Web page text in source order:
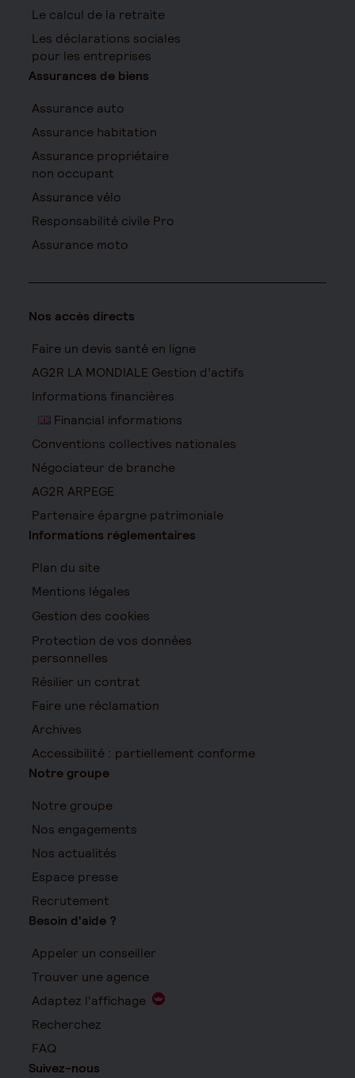
Le calcul de la retraite
Les déclarations sociales
pour les entreprises
Assurances de biens
Assurance auto
Assurance habitation
Assurance propriétaire
non occupant
Assurance vélo
Responsabilité civile Pro
Assurance moto
Nos accès directs
Faire un devis santé en ligne
AG2R LA MONDIALE Gestion d’actifs
Informations financières
Financial informations
Conventions collectives nationales
Négociateur de branche
AG2R ARPEGE
Partenaire épargne patrimoniale
Informations réglementaires
Plan du site
Mentions légales
Gestion des cookies
Protection de vos données
personnelles
Résilier un contrat
Faire une réclamation
Archives
Accessibilité : partiellement conforme
Notre groupe
Notre groupe
Nos engagements
Nos actualités
Espace presse
Recrutement
Besoin d'aide ?
Appeler un conseiller
Trouver une agence
Adaptez l'affichage
Recherchez
FAQ
Suivez-nous